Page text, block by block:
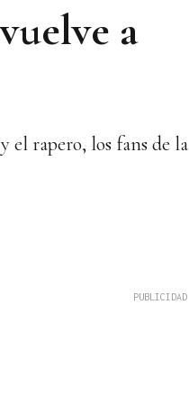
a
el rapero, los fans de la